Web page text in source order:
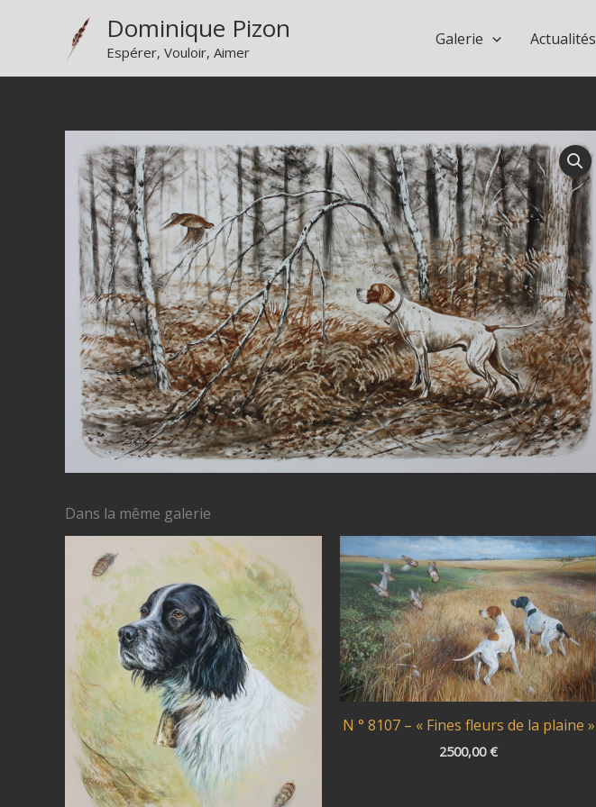
Dominique Pizon
Espérer, Vouloir, Aimer
Galerie Actualités
Dans la même galerie
N ° 8107 – « Fines fleurs de la plaine »
2500,00€